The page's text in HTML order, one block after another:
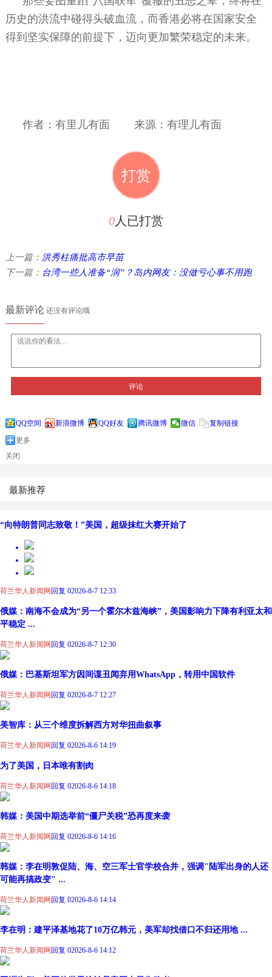
历史的洪流中碰得头破血流，而香港必将在国家安全
得到坚实保障的前提下，迈向更加繁荣稳定的未来。
作者：有里儿有面 来源：有理儿有面
打赏
0人已打赏
上一篇： 洪秀柱痛批高市早苗
下一篇： 台湾一些人准备“润”？岛内网友：没做亏心事不用跑
最新评论还没有评论哦
评论
QQ空间 新浪微博 QQ好友 腾讯微博 微信
复制链接
更多
关闭
最新推荐
“向特朗普同志致敬！”美国，超级抹红大赛开始了
荷兰华人新闻网回复 02026-8-7 12:33
俄媒：南海不会成为“另一个霍尔木兹海峡”，美国影响力下降有利亚太和
平稳定 ...
荷兰华人新闻网回复 02026-8-7 12:30
俄媒：巴基斯坦军方因间谍丑闻弃用WhatsApp，转用中国软件
荷兰华人新闻网 回复 02026-8-7 12:27
美智库：从三个维度拆解西方对华扭曲叙事
荷兰华人新闻网 回复 02026-8-6 14:19
为了美国，日本唯有割肉
荷兰华人新闻网 回复 02026-8-6 14:18
韩媒：美国中期选举前“僵尸关税”恐再度来袭
荷兰华人新闻网 回复 02026-8-6 14:16
韩媒：李在明敦促陆、海、空三军士官学校合并，强调"陆军出身的人还
可能再搞政变" ...
荷兰华人新闻网 回复 02026-8-6 14:14
李在明：建平泽基地花了10万亿韩元，美军却找借口不归还用地 ...
荷兰华人新闻网 回复 02026-8-6 14:12